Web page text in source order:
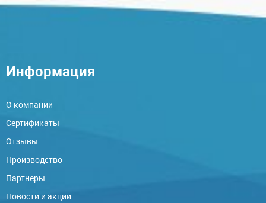
Информация
О компании
Сертификаты
Отзывы
Производство
Партнеры
Новости и акции